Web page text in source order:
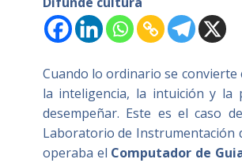
Cuando lo ordinario se
la inteligencia, la intuición y la
desempeñar. Este es el caso de
Laboratorio de Instrumentación
operaba el Computador de